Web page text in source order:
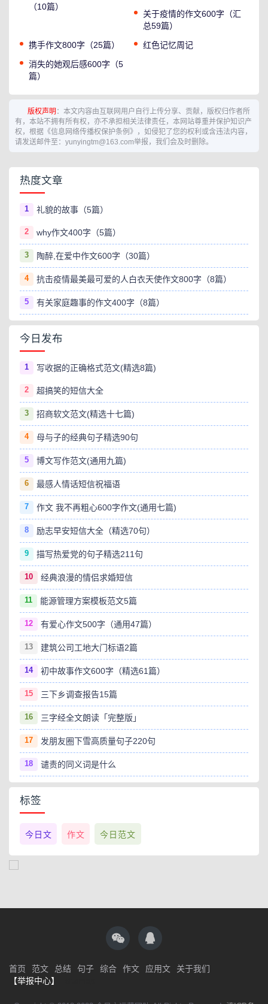
（10篇）
关于疫情的作文600字（汇
总59篇）
携手作文800字（25篇）
红色记忆周记
消失的她观后感600字（5
篇）
版权声明 ：本文内容由互联网用户自行上传分享、贡献，版权归作者所
有，本站不拥有所有权，亦不承担相关法律责任，本网站尊重并保护知识产
权，根据《信息网络传播权保护条例》，如侵犯了您的权利或含违法内容，
请发送邮件至：yunyingtm@163.com举报，我们会及时删除。
热度文章
1 礼貌的故事（5篇）
2 why作文400字（5篇）
3 陶醉,在爱中作文600字（30篇）
4 抗击疫情最美最可爱的人白衣天使作文800字（8篇）
5 有关家庭趣事的作文400字（8篇）
今日发布
1 写收据的正确格式范文(精选8篇)
2 超搞笑的短信大全
3 招商软文范文(精选十七篇)
4 母与子的经典句子精选90句
5 博文写作范文(通用九篇)
6 最感人情话短信祝福语
7 作文 我不再粗心600字作文(通用七篇)
8 励志早安短信大全（精选70句）
9 描写热爱党的句子精选211句
10 经典浪漫的情侣求婚短信
11 能源管理方案模板范文5篇
12 有爱心作文500字（通用47篇）
13 建筑公司工地大门标语2篇
14 初中故事作文600字（精选61篇）
15 三下乡调查报告15篇
16 三字经全文朗读「完整版」
17 发朋友圈下雪高质量句子220句
18 谴责的同义词是什么
标签
今日文 作文 今日范文
首页 范文 总结 句子 综合 作文 应用文
关于我们
【举报中心】